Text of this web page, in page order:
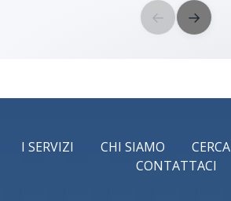
← →
I SERVIZI CHI SIAMO CERCA
CONTATTACI